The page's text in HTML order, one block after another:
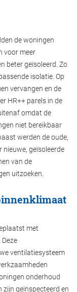
de woningen
voor meer
beter geïsoleerd. Zo
isolatie. Op
vervangen en de
HR++ parels in de
omdat de
niet bereikbaar
werden de oude,
geïsoleerde
van de
uitzoeken.
met
ventilatiesysteem
onderhoud
zijn geïnspecteerd en